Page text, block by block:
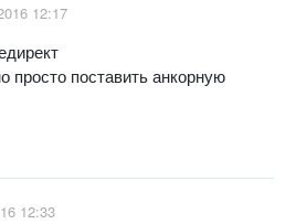
12:17
просто поставить анкорную
12:33